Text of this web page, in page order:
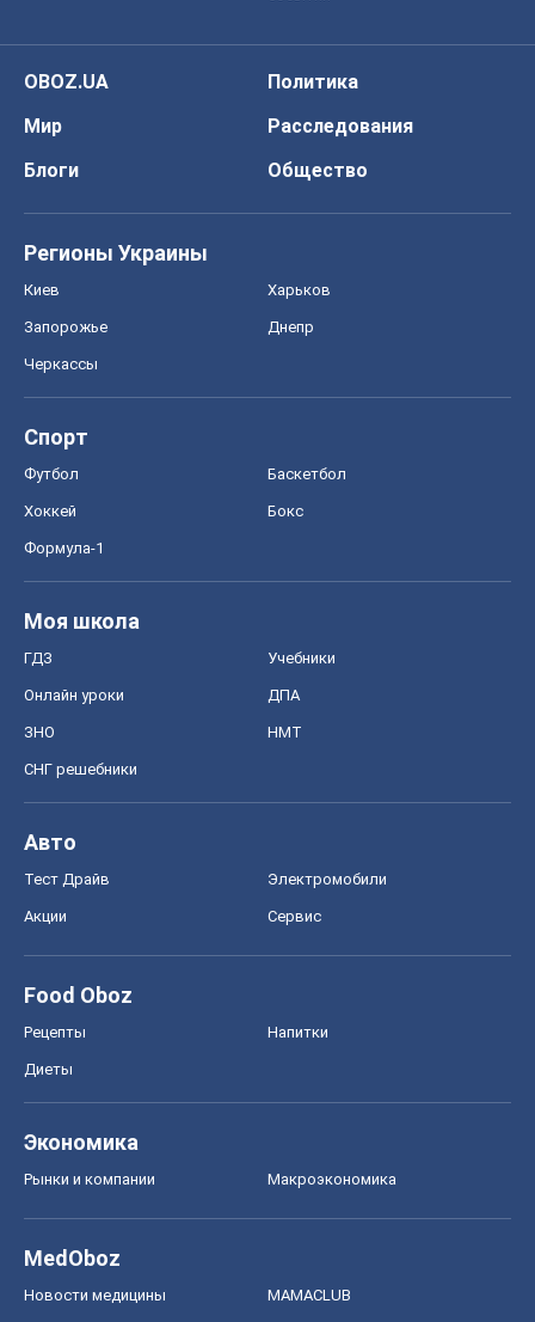
OBOZ.UA
Политика
Мир
Расследования
Блоги
Общество
Регионы Украины
Киев Харьков
Запорожье Днепр
Черкассы
Спорт
Футбол Баскетбол
Хоккей Бокс
Формула-1
Моя школа
ГДЗ Учебники
Онлайн уроки ДПА
ЗНО НМТ
СНГ решебники
Авто
Тест Драйв Электромобили
Акции Сервис
Food Oboz
Рецепты Напитки
Диеты
Экономика
Рынки и компании Mакроэкономика
MedOboz
Новости медицины MAMACLUB